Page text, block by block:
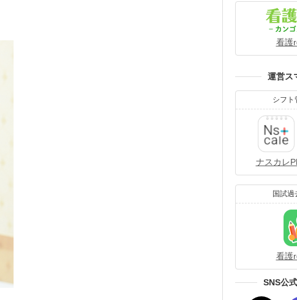
看護
運営ス
シフト
ナスカレ
国試過
看護
SNS公